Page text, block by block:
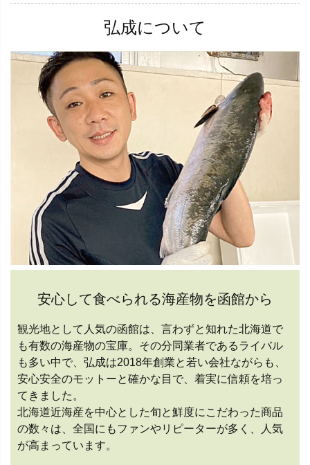
弘成について
安心して食べられる海産物を函館から
観光地として人気の函館は、言わずと知れた北海道で
も有数の海産物の宝庫。その分同業者であるライバル
も多い中で、弘成は2018年創業と若い会社ながらも、
安心安全のモットーと確かな目で、着実に信頼を培っ
てきました。
北海道近海産を中心とした旬と鮮度にこだわった商品
の数々は、全国にもファンやリピーターが多く、人気
が高まっています。